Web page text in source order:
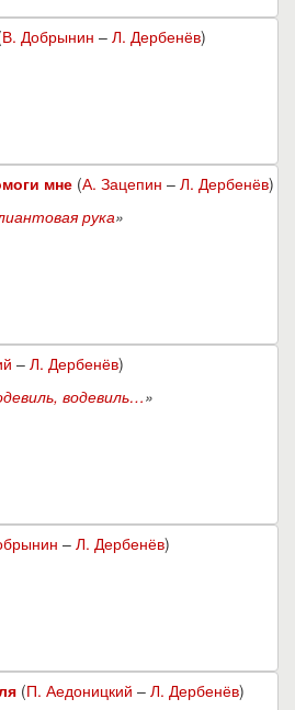
В. Добрынин – Л. Дербенёв)
мне (А. Зацепин – Л. Дербенёв)
рука»
– Л. Дербенёв)
водевиль…»
– Л. Дербенёв)
(П. Аедоницкий – Л. Дербенёв)